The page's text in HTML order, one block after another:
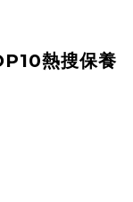
熱搜保養